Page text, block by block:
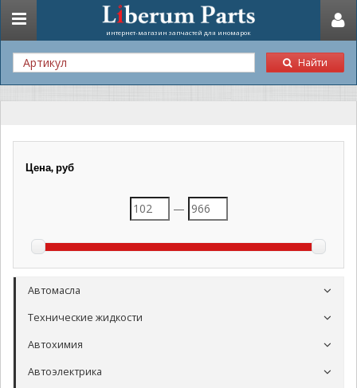
Toggle
navigation
интернет-магазин запчастей для иномарок
Найти
Цена, руб
—
Автомасла
Технические жидкости
Автохимия
Автоэлектрика